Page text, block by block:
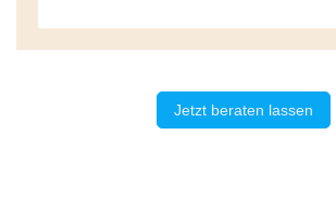
Jetzt beraten lassen